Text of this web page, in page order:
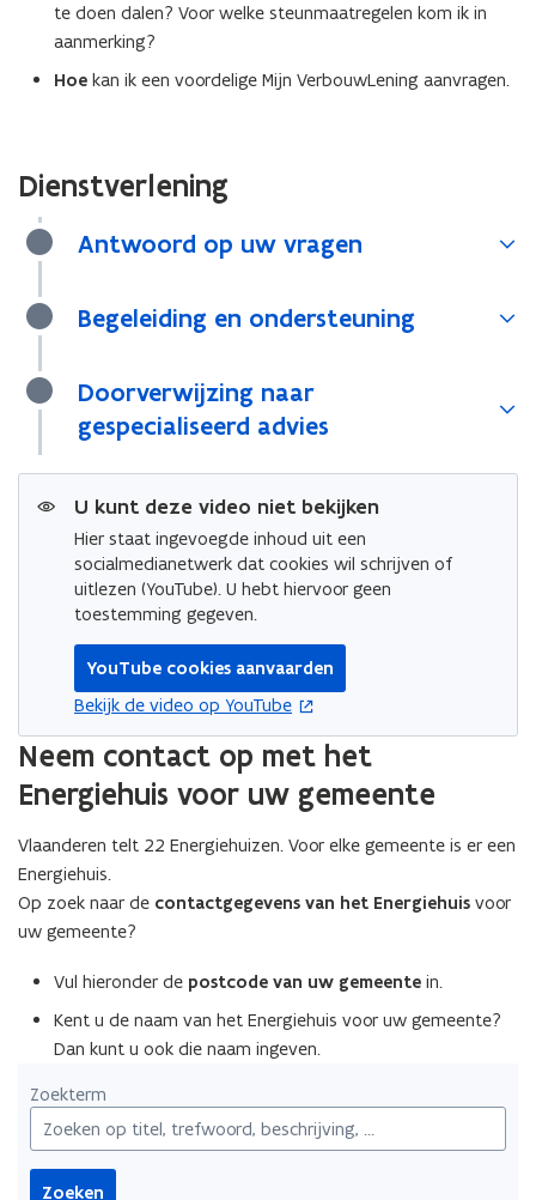
te doen dalen? Voor welke steunmaatregelen kom ik in
aanmerking?
Hoe kan ik een voordelige Mijn VerbouwLening aanvragen.
Dienstverlening
Antwoord op uw vragen
Begeleiding en ondersteuning
Doorverwijzing naar
gespecialiseerd advies
U kunt deze video niet bekijken
Hier staat ingevoegde inhoud uit een
socialmedianetwerk dat cookies wil schrijven of
uitlezen (YouTube). U hebt hiervoor geen
toestemming gegeven.
YouTube cookies aanvaarden
Bekijk de video op YouTube
opent in nieuw venster
Neem contact op met het
Energiehuis voor uw gemeente
Vlaanderen telt 22 Energiehuizen. Voor elke gemeente is er een
Energiehuis.
Op zoek naar de contactgegevens van het Energiehuis voor
uw gemeente?
Vul hieronder de postcode van uw gemeente in.
Kent u de naam van het Energiehuis voor uw gemeente?
Dan kunt u ook die naam ingeven.
Zoekterm
Zoeken